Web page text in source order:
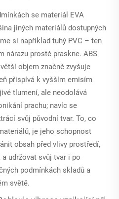
se materiál EVA
jiných materiálů dostupných
si například tuhý PVC – ten
nárazu prostě praskne. ABS
objem značně zvyšuje
přispívá k vyšším emisím
tlumení, ale neodolává
prachu; navíc se
svůj původní tvar. To, co
je jeho schopnost
obsah před vlivy prostředí,
udržovat svůj tvar i po
podmínkách skladů a
světě.